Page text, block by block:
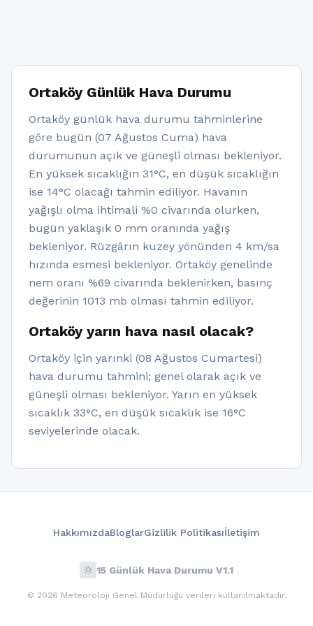
Ortaköy Günlük Hava Durumu
Ortaköy günlük hava durumu tahminlerine
göre bugün (07 Ağustos Cuma) hava
durumunun açık ve güneşli olması bekleniyor.
En yüksek sıcaklığın 31°C, en düşük sıcaklığın
ise 14°C olacağı tahmin ediliyor. Havanın
yağışlı olma ihtimali %0 civarında olurken,
bugün yaklaşık 0 mm oranında yağış
bekleniyor. Rüzgârın kuzey yönünden 4 km/sa
hızında esmesi bekleniyor. Ortaköy genelinde
nem oranı %69 civarında beklenirken, basınç
değerinin 1013 mb olması tahmin ediliyor.
Ortaköy yarın hava nasıl olacak?
Ortaköy için yarınki (08 Ağustos Cumartesi)
hava durumu tahmini; genel olarak açık ve
güneşli olması bekleniyor. Yarın en yüksek
sıcaklık 33°C, en düşük sıcaklık ise 16°C
seviyelerinde olacak.
HakkımızdaBloglarGizlilik Politikasıİletişim
wb_sunny 15 Günlük Hava Durumu V1.1
© 2026 Meteoroloji Genel Müdürlüğü verileri kullanılmaktadır.